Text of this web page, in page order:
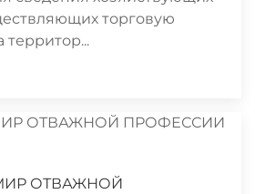
торговую
территор...
ОТВАЖНОЙ